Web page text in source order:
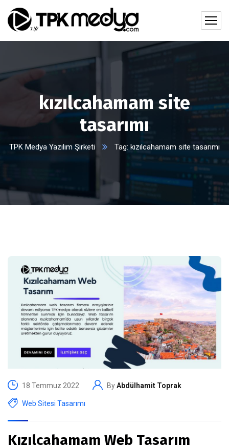
kızılcahamam site
tasarımı
TPK Medya Yazılım Şirketi Tag: kızılcahamam site tasarımı
18 Temmuz 2022 ByAbdülhamit Toprak
Web Sitesi Tasarımı
Kızılcahamam Web Tasarım